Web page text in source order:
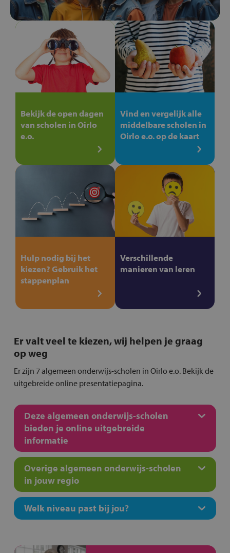
Bekijk de open dagen
van scholen in Oirlo
e.o.
Vind en vergelijk alle
middelbare scholen in
Oirlo e.o. op de kaart
Hulp nodig bij het
kiezen? Gebruik het
stappenplan
Verschillende
manieren van leren
Er valt veel te kiezen, wij helpen je graag
op weg
Er zijn 7 algemeen onderwijs-scholen in Oirlo e.o. Bekijk de
uitgebreide online presentatiepagina.
Deze algemeen onderwijs-scholen
bieden je online uitgebreide
informatie
Overige algemeen onderwijs-scholen
in jouw regio
Welk niveau past bij jou?